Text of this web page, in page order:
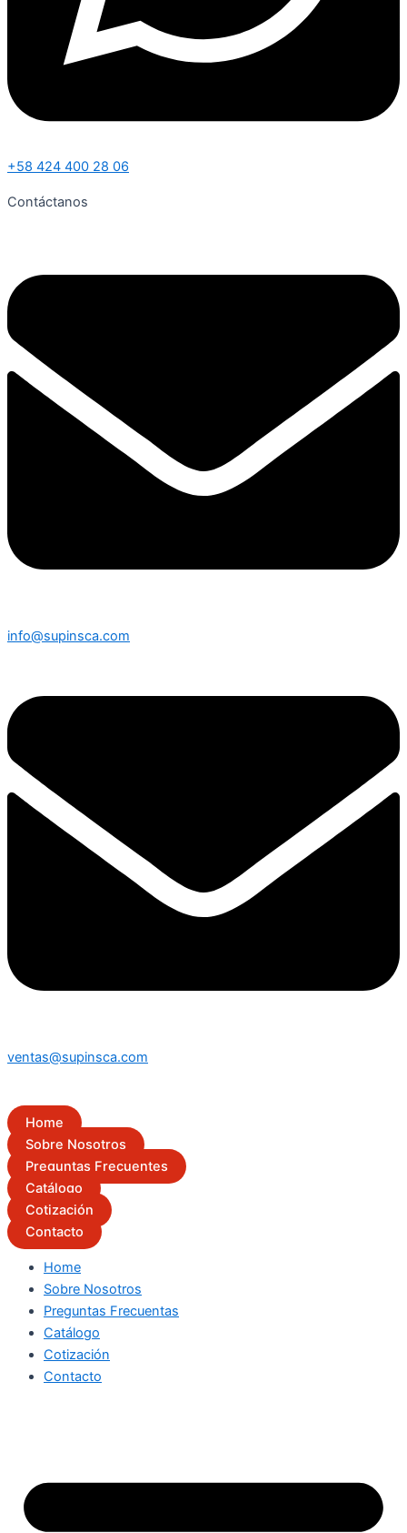
+58 424 400 28 06
Contáctanos
info@supinsca.com
ventas@supinsca.com
Home
Sobre Nosotros
Preguntas Frecuentes
Catálogo
Cotización
Contacto
Home
Sobre Nosotros
Preguntas Frecuentas
Catálogo
Cotización
Contacto